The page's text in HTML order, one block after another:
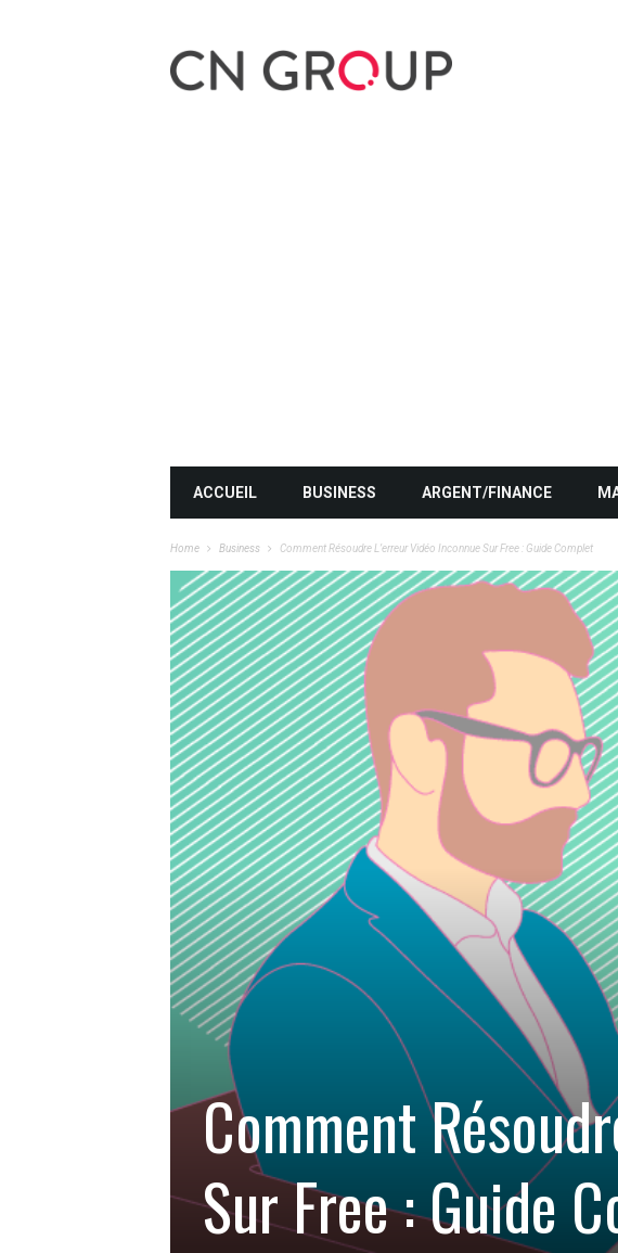
ACCUEIL BUSINESS ARGENT/FINANCE
Home Business Comment Résoudre L’erreur Vidéo Inconnue Sur Free : Guide Complet
Comment
Sur Free : Guide